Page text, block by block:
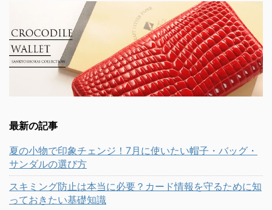
最新の記事
夏の小物で印象チェンジ！7月に使いたい帽子・バッグ・
サンダルの選び方
スキミング防止は本当に必要？カード情報を守るために知
っておきたい基礎知識